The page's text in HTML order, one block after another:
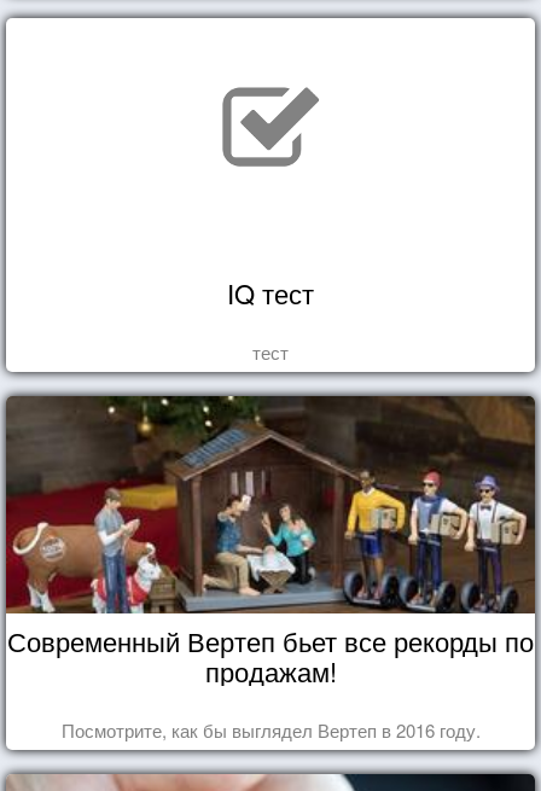
IQ тест
тест
Современный Вертеп бьет все рекорды по
продажам!
Посмотрите, как бы выглядел Вертеп в 2016 году.